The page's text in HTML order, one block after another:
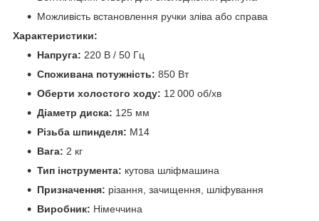
Можливість встановлення ручки зліва або справа
Характеристики:
Напруга: 220 В / 50 Гц
Споживана потужність: 850 Вт
Оберти холостого ходу: 12 000 об/хв
Діаметр диска: 125 мм
Різьба шпинделя: M14
Вага: 2 кг
Тип інструмента: кутова шліфмашина
Призначення: різання, зачищення, шліфування
Виробник: Німеччина